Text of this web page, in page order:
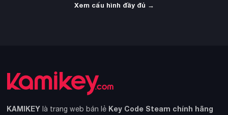
Xem cấu hình đầy đủ →
KAMIKEY là trang web bán lẻ Key Code Steam chính hãng